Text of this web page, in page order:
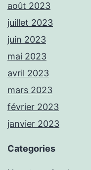
août 2023
juillet 2023
juin 2023
mai 2023
avril 2023
mars 2023
février 2023
janvier 2023
Categories